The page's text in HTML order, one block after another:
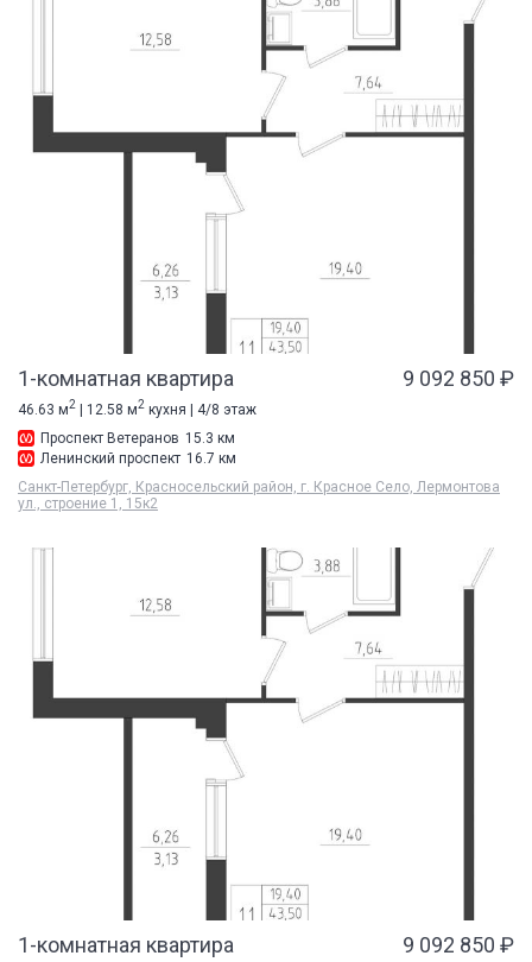
1-комнатная квартира 9 092 850 ₽
46.63 м2 | 12.58 м2 кухня | 4/8 этаж
Проспект Ветеранов 15.3 км
Ленинский проспект 16.7 км
Санкт-Петербург, Красносельский район, г. Красное Село, Лермонтова
ул., строение 1, 15к2
1-комнатная квартира 9 092 850 ₽